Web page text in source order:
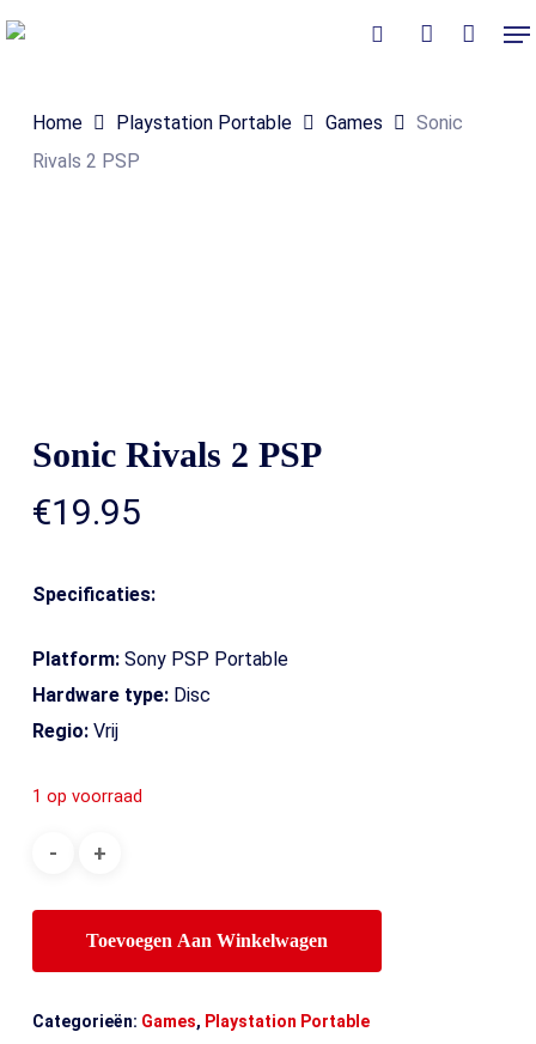
Skip
content
Home Playstation Portable Games
Sonic
Rivals 2 PSP
Sonic Rivals 2 PSP
€19.95
Specificaties:
Platform:Sony PSP Portable
Hardware type:Disc
Regio:Vrij
1 op voorraad
Toevoegen Aan Winkelwagen
Categorieën: Games, Playstation Portable